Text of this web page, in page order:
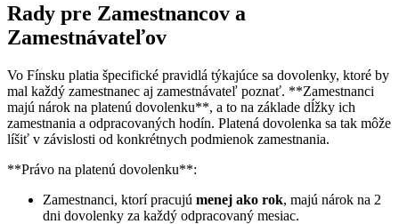
Rady pre Zamestnancov a
Zamestnávateľov
Vo Fínsku platia špecifické pravidlá týkajúce sa dovolenky, ktoré by
mal každý zamestnanec aj zamestnávateľ poznať. **Zamestnanci
majú nárok na platenú dovolenku**, a to na základe dĺžky ich
zamestnania a odpracovaných hodín. Platená dovolenka sa tak môže
líšiť v závislosti od konkrétnych podmienok zamestnania.
**Právo na platenú dovolenku**:
Zamestnanci, ktorí pracujú menej ako rok, majú nárok na 2
dni dovolenky za každý odpracovaný mesiac.